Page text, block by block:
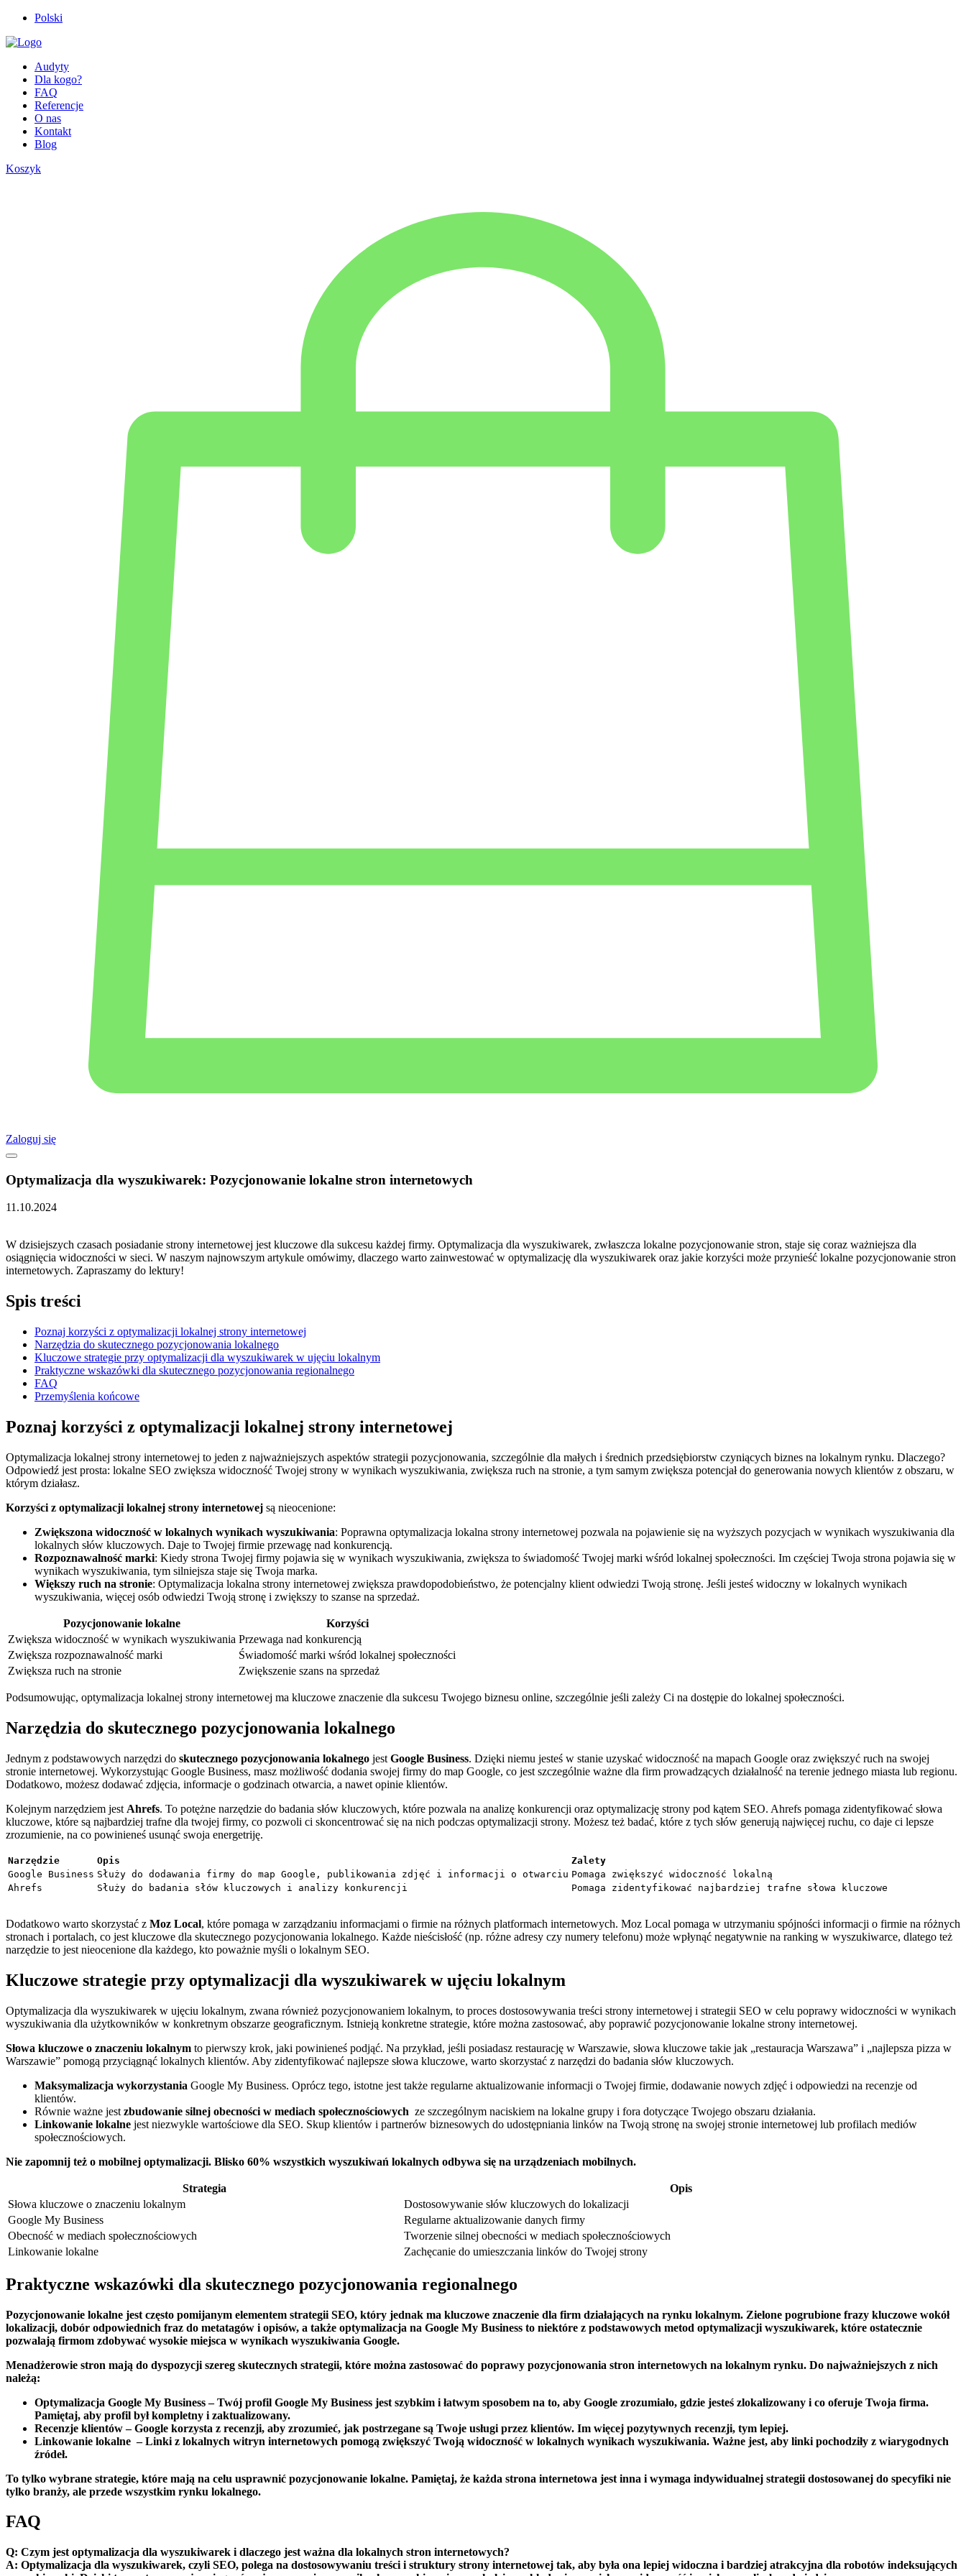
Polski
Audyty
Dla kogo?
FAQ
Referencje
O nas
Kontakt
Blog
Koszyk
Zaloguj się
Optymalizacja dla wyszukiwarek: Pozycjonowanie lokalne stron internetowych
11.10.2024
W dzisiejszych⁣ czasach‍ posiadanie ⁤strony internetowej jest kluczowe dla sukcesu każdej firmy. Optymalizacja dla wyszukiwarek, zwłaszcza lokalne pozycjonowanie stron, staje się coraz ważniejsza dla
osiągnięcia ⁢widoczności w sieci.‌ W⁢ naszym najnowszym artykule omówimy, dlaczego warto zainwestować w ⁢optymalizację dla wyszukiwarek ⁣oraz jakie⁢ korzyści może przynieść⁣ lokalne ​pozycjonowanie stron
internetowych. Zapraszamy do lektury!
Spis ​treści
Poznaj korzyści z optymalizacji ​lokalnej strony internetowej
Narzędzia do skutecznego pozycjonowania lokalnego
Kluczowe strategie przy optymalizacji dla wyszukiwarek w ujęciu lokalnym
Praktyczne wskazówki ⁤dla skutecznego pozycjonowania ‌regionalnego
FAQ
Przemyślenia końcowe
Poznaj korzyści z optymalizacji lokalnej strony​ internetowej
Optymalizacja⁢ lokalnej strony internetowej ‍to jeden z⁣ najważniejszych ​aspektów strategii pozycjonowania, szczególnie ⁣dla małych⁤ i ​średnich przedsiębiorstw czyniących biznes na lokalnym rynku. Dlaczego?
Odpowiedź jest prosta: lokalne ⁣SEO zwiększa widoczność Twojej strony w wynikach wyszukiwania, zwiększa ruch⁤ na stronie, a tym samym‌ zwiększa potencjał do generowania nowych klientów‌ z obszaru, w
‌którym działasz.
Korzyści z optymalizacji‌ lokalnej strony internetowej są nieocenione:
Zwiększona widoczność ‌w lokalnych wynikach ​wyszukiwania: Poprawna optymalizacja lokalna⁣ strony internetowej pozwala na pojawienie ⁢się na wyższych pozycjach w wynikach wyszukiwania dla
lokalnych słów kluczowych. Daje‍ to Twojej firmie przewagę nad konkurencją.
Rozpoznawalność marki: Kiedy strona Twojej firmy pojawia się w wynikach wyszukiwania, zwiększa to świadomość Twojej marki ​wśród lokalnej‌ społeczności. Im częściej Twoja strona pojawia się w
wynikach wyszukiwania, tym silniejsza‌ staje ⁤się Twoja marka.
Większy ruch⁤ na stronie: Optymalizacja lokalna strony internetowej zwiększa prawdopodobieństwo, że potencjalny klient odwiedzi Twoją stronę. Jeśli jesteś widoczny‌ w lokalnych⁢ wynikach
wyszukiwania, więcej osób ⁢odwiedzi Twoją stronę i zwiększy to szanse na ⁤sprzedaż.
Pozycjonowanie lokalne
Korzyści
Zwiększa widoczność w ‌wynikach wyszukiwania Przewaga nad konkurencją
Zwiększa rozpoznawalność marki
Świadomość marki⁣ wśród lokalnej społeczności
Zwiększa ruch na stronie
Zwiększenie szans na sprzedaż
Podsumowując, optymalizacja lokalnej strony ‌internetowej‌ ma kluczowe znaczenie dla‍ sukcesu ​Twojego⁣ biznesu online,⁢ szczególnie jeśli zależy Ci⁣ na dostępie do lokalnej społeczności.
Narzędzia do⁣ skutecznego pozycjonowania‍ lokalnego
Jednym z ⁢podstawowych narzędzi ⁤do⁢ skutecznego pozycjonowania ⁤lokalnego jest‍ Google Business. Dzięki niemu jesteś w stanie uzyskać widoczność ​na mapach Google oraz zwiększyć ruch ⁣na swojej
stronie​ internetowej. Wykorzystując Google Business, masz możliwość dodania‍ swojej firmy⁣ do ⁤map Google, co‍ jest szczególnie ważne dla firm prowadzących działalność na terenie ​jednego miasta lub regionu.
⁢Dodatkowo, ⁣możesz dodawać zdjęcia, informacje⁤ o ⁣godzinach otwarcia,⁣ a nawet opinie klientów.
Kolejnym ​narzędziem jest Ahrefs. ‍To potężne narzędzie ‌do badania słów kluczowych, które pozwala⁤ na‌ analizę ‌konkurencji oraz optymalizację strony pod kątem SEO. Ahrefs pomaga zidentyfikować ⁢słowa
kluczowe, które‍ są najbardziej trafne dla twojej‌ firmy, co pozwoli ci ⁤skoncentrować się na nich podczas​ optymalizacji strony. ⁤Możesz też badać, które z tych słów⁤ generują najwięcej ruchu, co‍ daje ci lepsze​
zrozumienie, na co powinieneś ⁣usunąć swoja energetriję.
Narzędzie Opis
Zalety
Google Business Służy do dodawania firmy do map Google, publikowania zdjęć i informacji o otwarciu Pomaga zwiększyć widoczność lokalną
Ahrefs
Służy do badania słów kluczowych i analizy konkurencji Pomaga zidentyfikować najbardziej trafne słowa kluczowe
Dodatkowo warto⁢ skorzystać z​ Moz Local, ⁣które pomaga w ‍zarządzaniu informacjami o⁢ firmie na różnych platformach internetowych. Moz Local pomaga ⁢w utrzymaniu spójności⁣ informacji⁣ o firmie na różnych
stronach i portalach, co jest ⁢kluczowe dla skutecznego ‍pozycjonowania lokalnego. Każde nieścisłość​ (np. różne ⁤adresy czy⁣ numery telefonu) może wpłynąć negatywnie na ⁤ranking ⁤w wyszukiwarce, dlatego⁢ też
narzędzie to jest nieocenione dla ‍każdego, ‌kto poważnie myśli o lokalnym SEO.
Kluczowe strategie ⁤przy optymalizacji ‌dla wyszukiwarek w ujęciu lokalnym
Optymalizacja dla wyszukiwarek w ⁣ujęciu lokalnym,⁣ zwana również pozycjonowaniem lokalnym, to proces ⁢dostosowywania treści strony internetowej i strategii SEO w celu poprawy widoczności w⁢ wynikach ​
wyszukiwania dla ⁣użytkowników w konkretnym ⁢obszarze ⁤geograficznym. Istnieją⁤ konkretne strategie, które można zastosować, aby poprawić ⁤pozycjonowanie lokalne strony internetowej.
Słowa kluczowe o znaczeniu lokalnym to pierwszy krok, ⁢jaki ⁤powinieneś⁤ podjąć. Na przykład, jeśli posiadasz restaurację w⁣ Warszawie,‍ słowa kluczowe takie jak „restauracja Warszawa”‍ i „najlepsza pizza w
Warszawie” pomogą przyciągnąć⁢ lokalnych klientów. Aby zidentyfikować najlepsze⁣ słowa kluczowe, ⁤warto skorzystać z narzędzi do badania słów kluczowych.
Maksymalizacja wykorzystania Google My Business. Oprócz tego, istotne ⁣jest ⁣także⁢ regularne aktualizowanie informacji o Twojej firmie, dodawanie nowych zdjęć i odpowiedzi na ⁣recenzje od
klientów.
Równie ważne jest zbudowanie silnej obecności w mediach‌ społecznościowych ⁤ ze szczególnym naciskiem na lokalne grupy i fora dotyczące Twojego obszaru działania.
Linkowanie lokalne jest niezwykle wartościowe dla SEO. Skup klientów i partnerów biznesowych do udostępniania linków na Twoją stronę na swojej stronie internetowej lub profilach mediów
społecznościowych.
Nie zapomnij też o ⁣mobilnej optymalizacji. Blisko 60% ⁢wszystkich wyszukiwań lokalnych ⁢odbywa się na urządzeniach‌ mobilnych.
Strategia
Opis
Słowa kluczowe o znaczeniu ⁤lokalnym
Dostosowywanie słów kluczowych do lokalizacji
Google My Business
Regularne aktualizowanie⁢ danych ⁣firmy
Obecność w mediach ⁤społecznościowych
Tworzenie silnej obecności w mediach społecznościowych
Linkowanie lokalne
Zachęcanie do umieszczania linków do ⁢Twojej strony
Praktyczne wskazówki dla⁢ skutecznego ​pozycjonowania regionalnego
Pozycjonowanie lokalne ‌jest często pomijanym elementem strategii SEO, ‍który⁣ jednak ma kluczowe znaczenie dla firm działających na rynku lokalnym.⁣ Zielone pogrubione frazy⁢ kluczowe ‍wokół
lokalizacji, dobór odpowiednich fraz do metatagów i opisów, ⁢a także optymalizacja na Google My Business to niektóre z podstawowych metod ⁣optymalizacji wyszukiwarek, które ostatecznie
pozwalają firmom ⁤zdobywać ‌wysokie miejsca w wynikach ‍wyszukiwania Google.
Menadżerowie stron mają do dyspozycji szereg skutecznych ‍strategii, które ⁢można ⁣zastosować do poprawy pozycjonowania stron internetowych na lokalnym rynku. ⁤Do najważniejszych z nich
należą:
Optymalizacja ​Google My Business– Twój ⁣profil ⁣Google My Business⁢ jest szybkim i łatwym sposobem na to, aby Google zrozumiało, gdzie jesteś zlokalizowany i co oferuje Twoja firma.
Pamiętaj,⁣ aby profil był kompletny⁤ i zaktualizowany.
Recenzje klientów– Google korzysta z recenzji, aby zrozumieć, jak postrzegane są Twoje usługi przez klientów. Im⁢ więcej pozytywnych recenzji, tym lepiej.
Linkowanie lokalne ​ – Linki z lokalnych witryn internetowych pomogą zwiększyć Twoją widoczność ⁣w lokalnych wynikach wyszukiwania. Ważne jest, aby linki pochodziły z wiarygodnych
źródeł.
To tylko wybrane strategie, które mają ⁣na celu usprawnić pozycjonowanie lokalne. Pamiętaj, że każda strona internetowa jest inna i wymaga indywidualnej strategii ‌dostosowanej do‌ specyfiki nie
tylko branży, ⁣ale‍ przede wszystkim ​rynku lokalnego.
FAQ
Q: Czym jest ⁤optymalizacja dla‍ wyszukiwarek i dlaczego jest ważna dla lokalnych ​stron ⁤internetowych?
A:⁢ Optymalizacja dla wyszukiwarek, czyli SEO, polega na⁤ dostosowywaniu treści i struktury strony internetowej‍ tak, aby była ​ona lepiej widoczna i ‍bardziej atrakcyjna dla robotów indeksujących